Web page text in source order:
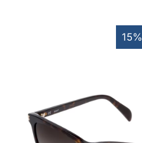
15%